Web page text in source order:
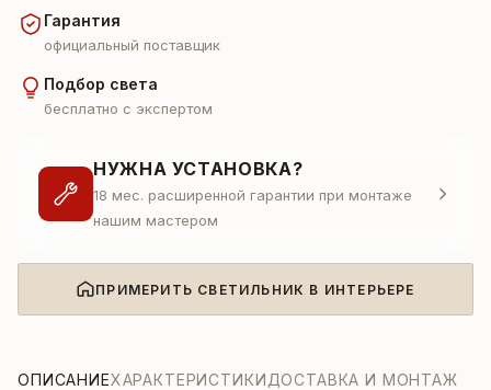
Гарантия
официальный поставщик
Подбор света
бесплатно с экспертом
НУЖНА УСТАНОВКА?
18 мес. расширенной гарантии при монтаже
нашим мастером
ПРИМЕРИТЬ СВЕТИЛЬНИК В ИНТЕРЬЕРЕ
ОПИСАНИЕХАРАКТЕРИСТИКИДОСТАВКА И МОНТАЖ